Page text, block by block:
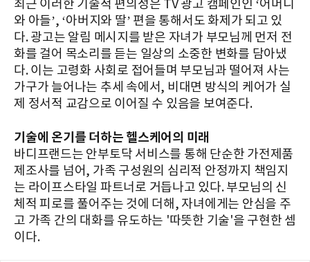
최근 이러한 기술적 편의성은 TV 광고 캠페인인 ‘어머니
와 아들’, ‘아버지와 딸’ 편을 통해서도 화제가 되고 있
다. 광고는 알림 메시지를 받은 자녀가 부모님께 먼저 전
화를 걸어 목소리를 듣는 일상의 소중한 변화를 담아냈
다. 이는 고령화 사회로 접어들며 부모님과 떨어져 사는
가구가 늘어나는 추세 속에서, 비대면 방식의 케어가 실
제 정서적 교감으로 이어질 수 있음을 보여준다.
기술에 온기를 더하는 헬스케어의 미래
바디프랜드는 안부토닥 서비스를 통해 단순한 가전제품
제조사를 넘어, 가족 구성원의 심리적 안정까지 책임지
는 라이프스타일 파트너로 거듭나고 있다. 부모님의 신
체적 피로를 풀어주는 것에 더해, 자녀에게는 안심을 주
고 가족 간의 대화를 유도하는 '따뜻한 기술'을 구현한 셈
이다.